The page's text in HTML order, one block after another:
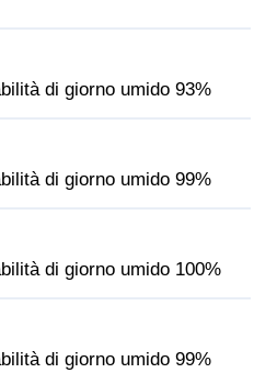
di giorno umido 93%
di giorno umido 99%
di giorno umido 100%
di giorno umido 99%
Nazione